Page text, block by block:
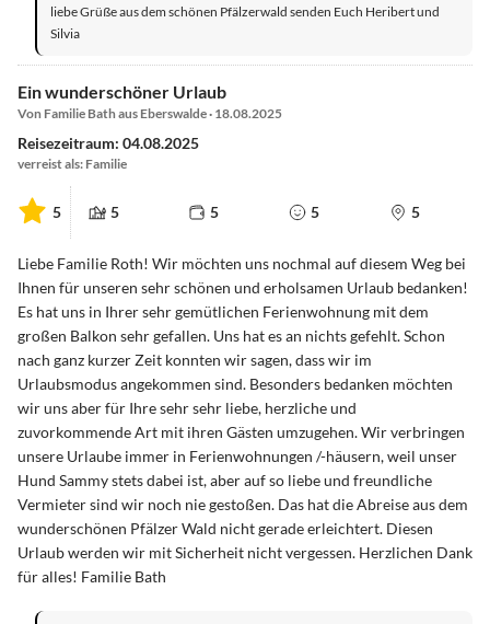
liebe Grüße aus dem schönen Pfälzerwald senden Euch Heribert und
Silvia
Ein wunderschöner Urlaub
Von Familie Bath aus Eberswalde · 18.08.2025
Reisezeitraum: 04.08.2025
verreist als: Familie
5 5 5 5 5
Liebe Familie Roth! Wir möchten uns nochmal auf diesem Weg bei
Ihnen für unseren sehr schönen und erholsamen Urlaub bedanken!
Es hat uns in Ihrer sehr gemütlichen Ferienwohnung mit dem
großen Balkon sehr gefallen. Uns hat es an nichts gefehlt. Schon
nach ganz kurzer Zeit konnten wir sagen, dass wir im
Urlaubsmodus angekommen sind. Besonders bedanken möchten
wir uns aber für Ihre sehr sehr liebe, herzliche und
zuvorkommende Art mit ihren Gästen umzugehen. Wir verbringen
unsere Urlaube immer in Ferienwohnungen /-häusern, weil unser
Hund Sammy stets dabei ist, aber auf so liebe und freundliche
Vermieter sind wir noch nie gestoßen. Das hat die Abreise aus dem
wunderschönen Pfälzer Wald nicht gerade erleichtert. Diesen
Urlaub werden wir mit Sicherheit nicht vergessen. Herzlichen Dank
für alles! Familie Bath